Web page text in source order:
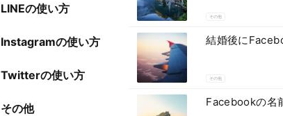
LINEの使い方
Instagramの使い方
Twitterの使い方
その他
その他
結婚後に
その他
Facebookの名